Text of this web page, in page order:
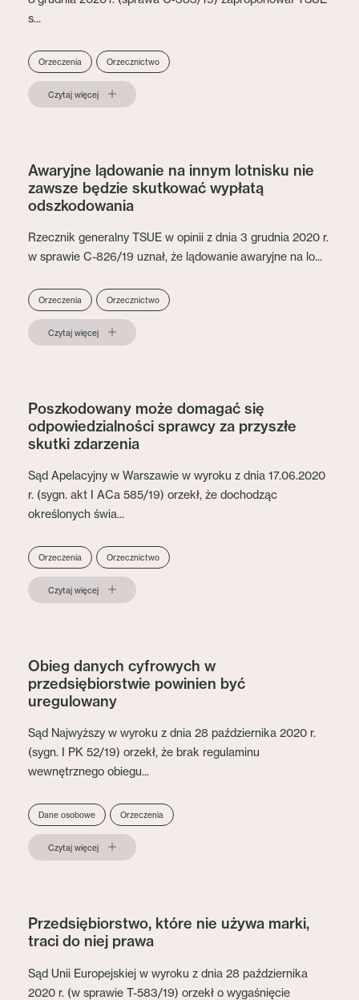
s...
Orzeczenia Orzecznictwo
Czytaj więcej
Awaryjne lądowanie na innym lotnisku nie
zawsze będzie skutkować wypłatą
odszkodowania
Rzecznik generalny TSUE w opinii z dnia 3 grudnia 2020 r.
w sprawie C-826/19 uznał, że lądowanie awaryjne na lo...
Orzeczenia Orzecznictwo
Czytaj więcej
Poszkodowany może domagać się
odpowiedzialności sprawcy za przyszłe
skutki zdarzenia
Sąd Apelacyjny w Warszawie w wyroku z dnia 17.06.2020
r. (sygn. akt I ACa 585/19) orzekł, że dochodząc
określonych świa...
Orzeczenia Orzecznictwo
Czytaj więcej
Obieg danych cyfrowych w
przedsiębiorstwie powinien być
uregulowany
Sąd Najwyższy w wyroku z dnia 28 października 2020 r.
(sygn. I PK 52/19) orzekł, że brak regulaminu
wewnętrznego obiegu...
Dane osobowe Orzeczenia
Czytaj więcej
Przedsiębiorstwo, które nie używa marki,
traci do niej prawa
Sąd Unii Europejskiej w wyroku z dnia 28 października
2020 r. (w sprawie T-583/19) orzekł o wygaśnięcie